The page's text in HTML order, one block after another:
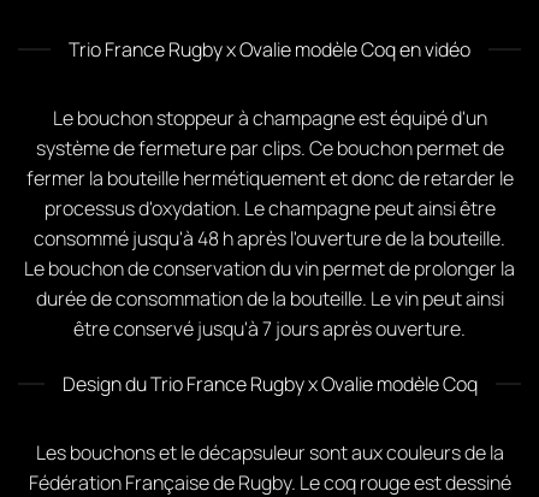
Trio France Rugby x Ovalie modèle Coq en vidéo
Le bouchon stoppeur à champagne est équipé d'un
système de fermeture par clips. Ce bouchon permet de
fermer la bouteille hermétiquement et donc de retarder le
processus d'oxydation. Le champagne peut ainsi être
consommé jusqu'à 48 h après l'ouverture de la bouteille.
Le bouchon de conservation du vin permet de prolonger la
durée de consommation de la bouteille. Le vin peut ainsi
être conservé jusqu'à 7 jours après ouverture.
Design du Trio France Rugby x Ovalie modèle Coq
Les bouchons et le décapsuleur sont aux couleurs de la
Fédération Française de Rugby. Le coq rouge est dessiné